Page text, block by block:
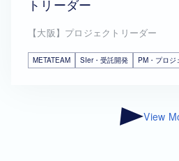
トリーダー
【大阪】プロジェクトリーダー
METATEAM SIer・受託開発 PM・プロジ
View